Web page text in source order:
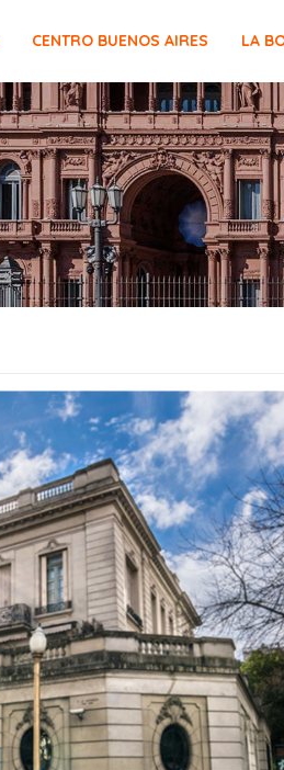
CENTRO BUENOS AIRES LA